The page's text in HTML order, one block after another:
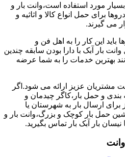
مورد استفاده است،وانت بار و
برای حمل انواع کالا و اثاثیه و
می گیرند.
باید این کار را به اهل فن و
بار آبک با دارا بودن سابقه چندین
بهترین خدمات را به شما عرضه
عزیز ارائه می شود.اگر
بندی و حمل بار،کاگر چیدمان و
ارسال بار به شهرستان یا
حمل بار کوچک و بزرگ،وانت بار و
بار آبک بار تماس بگیرید.